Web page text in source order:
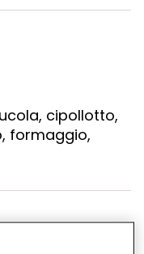
cipollotto,
formaggio,
acqua